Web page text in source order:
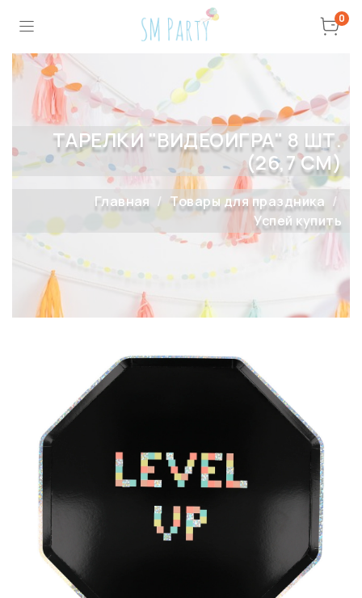
0
ТАРЕЛКИ "ВИДЕОИГРА" 8 ШТ.
(26,7 СМ)
Главная
Товары для праздника
Успей купить